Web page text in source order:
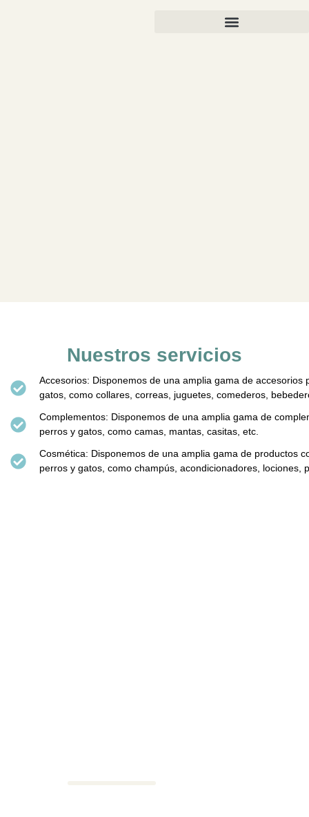
Nuestros servicios
Accesorios: Disponemos de una amplia gama de accesorios
gatos, como collares, correas, juguetes, comederos,
Complementos: Disponemos de una amplia gama de
perros y gatos, como camas, mantas, casitas, etc.
Cosmética: Disponemos de una amplia gama de productos
perros y gatos, como champús, acondicionadores, lociones,